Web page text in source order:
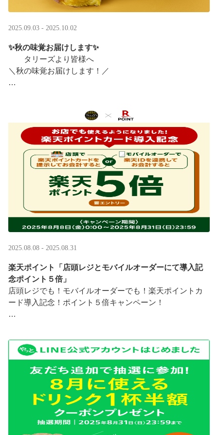
2025.09.03 - 2025.10.02
✨秋の味覚お届けします✨
タリーズより皆様へ
＼秋の味覚お届けします！／
実りの秋らしいほっこりフードも続々登場です♪
涼しい店内で一足早い秋の訪 ···
2025.08.08 - 2025.08.31
楽天ポイント「店頭レジとモバイルオーダーにて導入記
念ポイント５倍」
店頭レジでも！モバイルオーダーでも！楽天ポイントカ
ード導入記念！ポイント５倍キャンペーン！
8/8（金）0:00～8/31 ···